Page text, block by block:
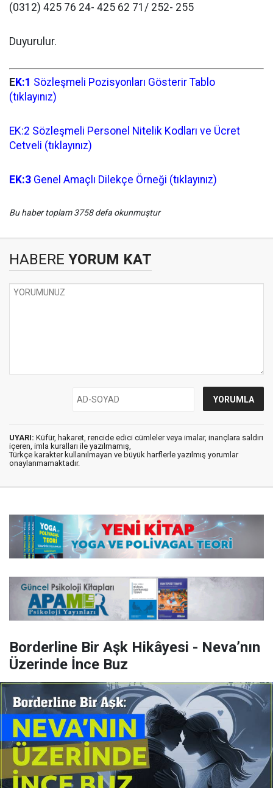
(0312) 425 76 24- 425 62 71/ 252- 255
Duyurulur.
EK:1 Sözleşmeli Pozisyonları Gösterir Tablo
(tıklayınız)
EK:2 Sözleşmeli Personel Nitelik Kodları ve Ücret
Cetveli (tıklayınız)
EK:3 Genel Amaçlı Dilekçe Örneği (tıklayınız)
Bu haber toplam 3758 defa okunmuştur
HABERE YORUM KAT
UYARI: Küfür, hakaret, rencide edici cümleler veya imalar, inançlara saldırı
içeren, imla kuralları ile yazılmamış,
Türkçe karakter kullanılmayan ve büyük harflerle yazılmış yorumlar
onaylanmamaktadır.
Borderline Bir Aşk Hikâyesi - Neva’nın
Üzerinde İnce Buz